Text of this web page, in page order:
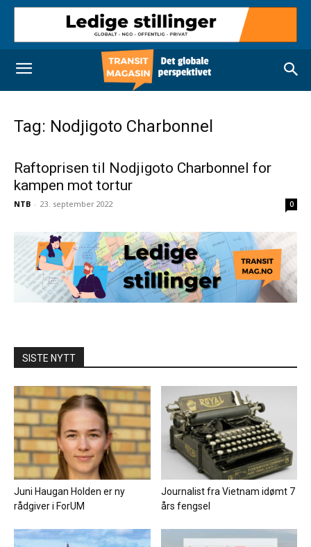
Tag: Nodjigoto Charbonnel
Raftoprisen til Nodjigoto Charbonnel for
kampen mot tortur
NTB - 23. september 2022 0
SISTE NYTT
Juni Haugan Holden er ny
rådgiver i ForUM
Journalist fra Vietnam idømt 7
års fengsel